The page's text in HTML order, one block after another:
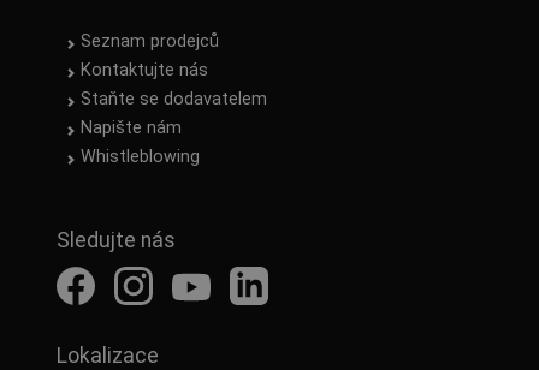
Seznam prodejců
Kontaktujte nás
Staňte se dodavatelem
Napište nám
Whistleblowing
Sledujte nás
Lokalizace